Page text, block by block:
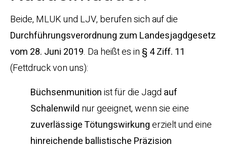
Beide, MLUK und LJV, berufen sich auf die
Durchführungsverordnung zum Landesjagdgesetz
vom 28. Juni 2019. Da heißt es in § 4 Ziff. 11
(Fettdruck von uns):
Büchsenmunitionist für die Jagd auf
Schalenwild nur geeignet, wenn sie eine
zuverlässige Tötungswirkungerzielt und eine
hinreichende ballistische Präzision